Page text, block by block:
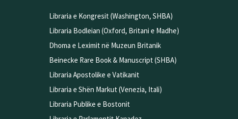
Libraria e Kongresit (Washington, SHBA)
Libraria Bodleian (Oxford, Britani e Madhe)
Dhoma e Leximit në Muzeun Britanik
Beinecke Rare Book & Manuscript (SHBA)
Libraria Apostolike e Vatikanit
Libraria e Shën Markut (Venezia, Itali)
Libraria Publike e Bostonit